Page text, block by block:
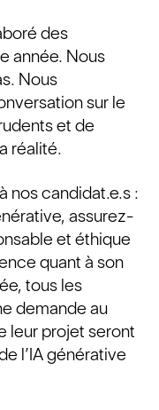
des
année. Nous
Nous
sur le
et de
réalité.
nos candidat.e.s :
assurez-
et éthique
quant à son
tous les
demande au
leur projet seront
l’IA générative